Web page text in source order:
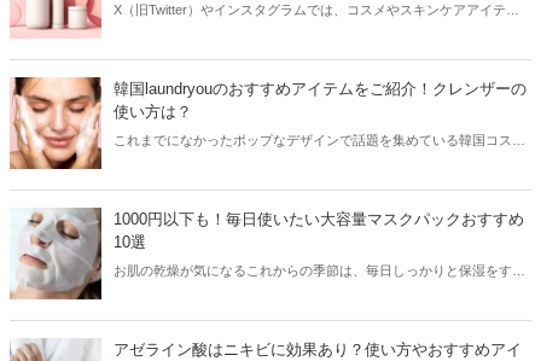
X（旧Twitter）やインスタグラムでは、コスメやスキンケアアイテム
SNSをチェックしているはず！そこで今回はSNSでバズってる話題の
スキンケアアイテムをご紹介します。
韓国laundryouのおすすめアイテムをご紹介！クレンザーの
使い方は？
これまでになかったポップなデザインで話題を集めている韓国コスメ
laundryouのおすすめアイテムと共に日本で購入できる場所をご紹介し
ます。
1000円以下も！毎日使いたい大容量マスクパックおすすめ
10選
お肌の乾燥が気になるこれからの季節は、毎日しっかりと保湿をする
アゼライン酸はニキビに効果あり？使い方やおすすめアイ